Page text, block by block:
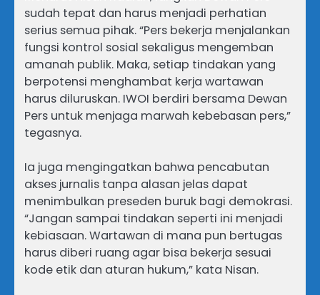
sudah tepat dan harus menjadi perhatian
serius semua pihak. “Pers bekerja menjalankan
fungsi kontrol sosial sekaligus mengemban
amanah publik. Maka, setiap tindakan yang
berpotensi menghambat kerja wartawan
harus diluruskan. IWOI berdiri bersama Dewan
Pers untuk menjaga marwah kebebasan pers,”
tegasnya.
Ia juga mengingatkan bahwa pencabutan
akses jurnalis tanpa alasan jelas dapat
menimbulkan preseden buruk bagi demokrasi.
“Jangan sampai tindakan seperti ini menjadi
kebiasaan. Wartawan di mana pun bertugas
harus diberi ruang agar bisa bekerja sesuai
kode etik dan aturan hukum,” kata Nisan.